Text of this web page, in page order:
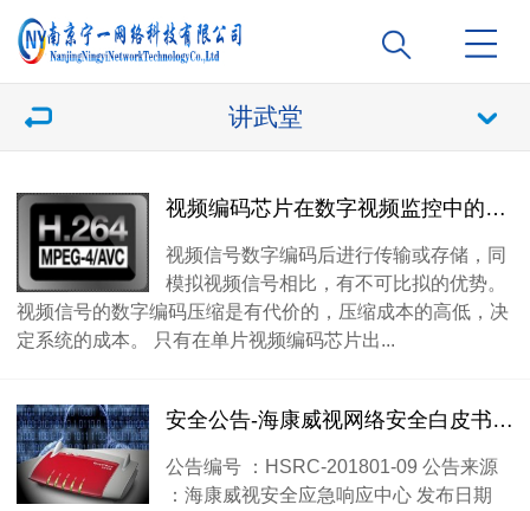
讲武堂
视频编码芯片在数字视频监控中的作用（作者：胡扬忠）
视频信号数字编码后进行传输或存储，同
模拟视频信号相比，有不可比拟的优势。
视频信号的数字编码压缩是有代价的，压缩成本的高低，决
定系统的成本。 只有在单片视频编码芯片出...
安全公告-海康威视网络安全白皮书V1.0发布通知
公告编号 ：HSRC-201801-09 公告来源
：海康威视安全应急响应中心 发布日期